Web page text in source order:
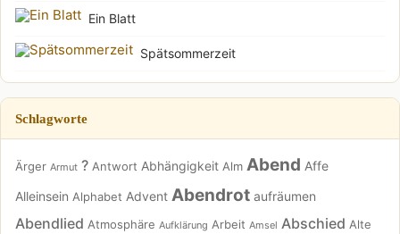
Ein Blatt
Spätsommerzeit
Schlagworte
Ärger Armut ? Antwort Abhängigkeit Alm Abend Affe
Alleinsein Alphabet Advent Abendrot aufräumen
Abendlied Atmosphäre Aufklärung Arbeit Amsel Abschied Alte